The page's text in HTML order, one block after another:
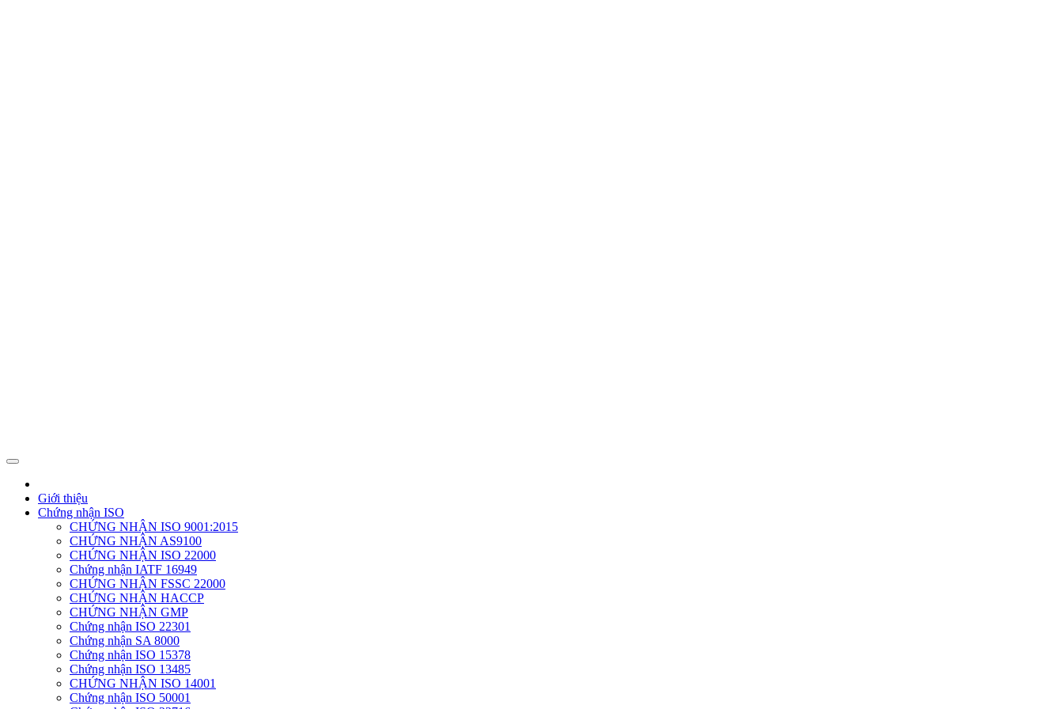
Giới thiệu
Chứng nhận ISO
CHỨNG NHẬN ISO 9001:2015
CHỨNG NHẬN AS9100
CHỨNG NHẬN ISO 22000
Chứng nhận IATF 16949
CHỨNG NHẬN FSSC 22000
CHỨNG NHẬN HACCP
CHỨNG NHẬN GMP
Chứng nhận ISO 22301
Chứng nhận SA 8000
Chứng nhận ISO 15378
Chứng nhận ISO 13485
CHỨNG NHẬN ISO 14001
Chứng nhận ISO 50001